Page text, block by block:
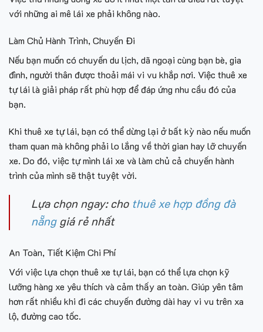
với những ai mê lái xe phải không nào.
Làm Chủ Hành Trình, Chuyến Đi
Nếu bạn muốn có chuyến du lịch, dã ngoại cùng bạn bè, gia
đình, người thân được thoải mái vi vu khắp nơi. Việc thuê xe
tự lái là giải pháp rất phù hợp để đáp ứng nhu cầu đó của
bạn.
Khi thuê xe tự lái, bạn có thể dừng lại ở bất kỳ nào nếu muốn
tham quan mà không phải lo lắng về thời gian hay lỡ chuyến
xe. Do đó, việc tự mình lái xe và làm chủ cả chuyến hành
trình của mình sẽ thật tuyệt vời.
Lựa chọn ngay: cho thuê xe hợp đồng đà
nẵnggiá rẻ nhất
An Toàn, Tiết Kiệm Chi Phí
Với việc lựa chọn thuê xe tự lái, bạn có thể lựa chọn kỹ
lưỡng hàng xe yêu thích và cảm thấy an toàn. Giúp yên tâm
hơn rất nhiều khi đi các chuyến đường dài hay vi vu trên xa
lộ, đường cao tốc.